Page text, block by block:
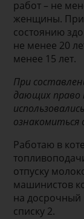
работ – не
женщины. При
состоянию
не менее 20
менее 15 лет.
При
дающих право
Работаю в
отпуску
машинистов
на досрочный
списку 2.